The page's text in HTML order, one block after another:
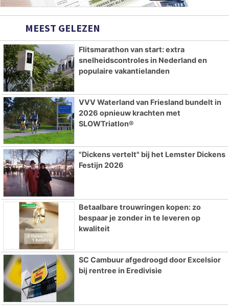
MEEST GELEZEN
Flitsmarathon van start: extra
snelheidscontroles in Nederland en
populaire vakantielanden
VVV Waterland van Friesland bundelt in
2026 opnieuw krachten met
SLOWTriatlon®
"Dickens vertelt" bij het Lemster Dickens
Festijn 2026
Betaalbare trouwringen kopen: zo
bespaar je zonder in te leveren op
kwaliteit
SC Cambuur afgedroogd door Excelsior
bij rentree in Eredivisie